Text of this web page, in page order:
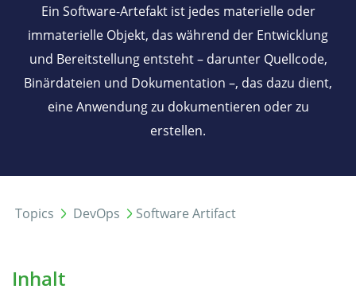
Ein Software-Artefakt ist jedes materielle oder
immaterielle Objekt, das während der Entwicklung
und Bereitstellung entsteht – darunter Quellcode,
Binärdateien und Dokumentation –, das dazu dient,
eine Anwendung zu dokumentieren oder zu
erstellen.
Topics DevOps Software Artifact
Inhalt